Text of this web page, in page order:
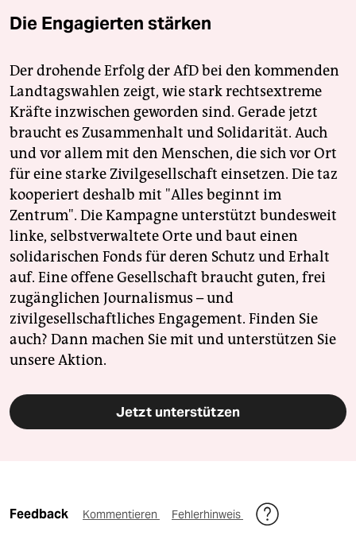
Die Engagierten stärken
Der drohende Erfolg der AfD bei den kommenden
Landtagswahlen zeigt, wie stark rechtsextreme
Kräfte inzwischen geworden sind. Gerade jetzt
braucht es Zusammenhalt und Solidarität. Auch
und vor allem mit den Menschen, die sich vor Ort
für eine starke Zivilgesellschaft einsetzen. Die taz
kooperiert deshalb mit "Alles beginnt im
Zentrum". Die Kampagne unterstützt bundesweit
linke, selbstverwaltete Orte und baut einen
solidarischen Fonds für deren Schutz und Erhalt
auf. Eine offene Gesellschaft braucht guten, frei
zugänglichen Journalismus – und
zivilgesellschaftliches Engagement. Finden Sie
auch? Dann machen Sie mit und unterstützen Sie
unsere Aktion.
Jetzt unterstützen
Feedback Kommentieren Fehlerhinweis